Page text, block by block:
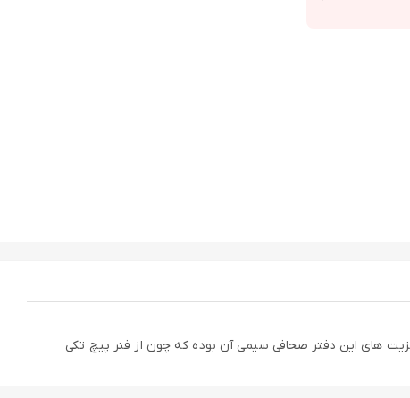
یکی دیگر از مزیت های این دفتر صحافی سیمی آن بوده که چون از فنر پیچ تکی